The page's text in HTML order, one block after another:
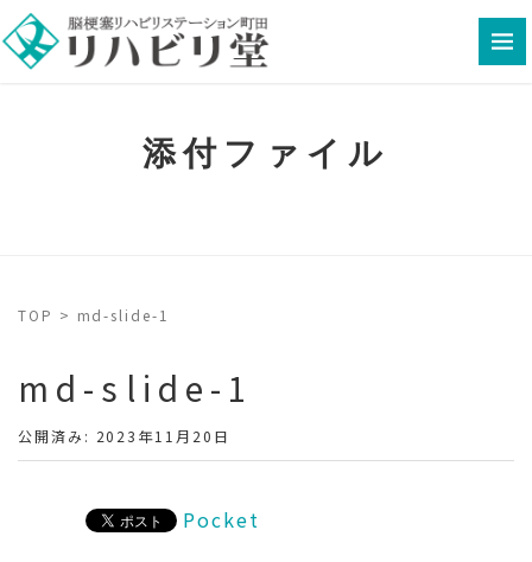
添付ファイル
TOP > md-slide-1
md-slide-1
公開済み: 2023年11月20日
Pocket